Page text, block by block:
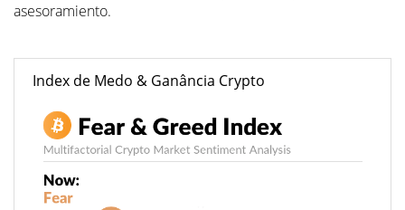
asesoramiento.
Index de Medo & Ganância Crypto